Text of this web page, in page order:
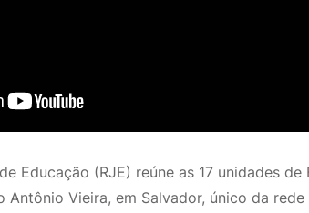
Educação (RJE) reúne as 17 unidades
Vieira, em Salvador, único da